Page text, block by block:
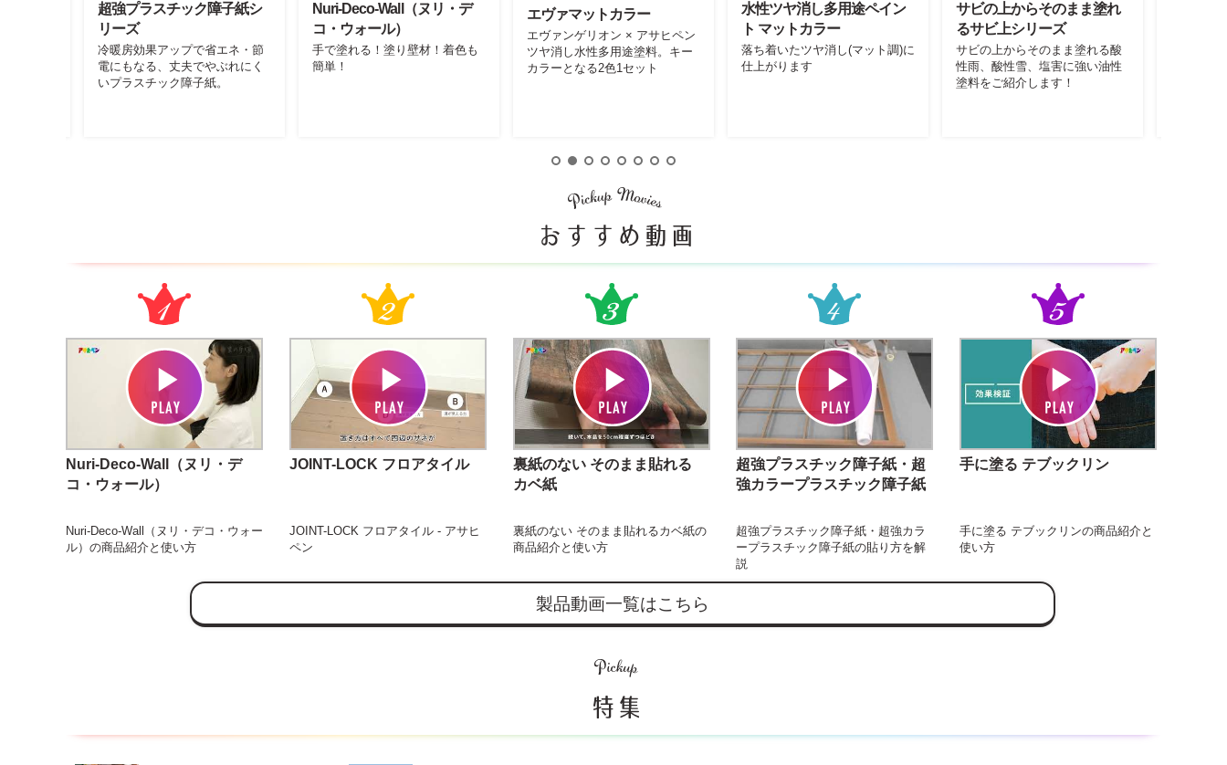
Nuri-Deco-Wall（ヌリ・デ
コ・ウォール）
手で塗れる！塗り壁材！着色も
簡単！
エヴァマットカラー
エヴァンゲリオン × アサヒペン
ツヤ消し水性多用途塗料。キー
カラーとなる2色1セット
水性ツヤ消し多用途ペイン
ト マットカラー
落ち着いたツヤ消し(マット調)に
仕上がります
サビの上からそのまま塗れ
るサビ上シリーズ
サビの上からそのまま塗れる酸
性雨、酸性雪、塩害に強い油性
塗料をご紹介します！
超強プラスチック障子紙シ
リーズ
冷暖房効果アップで省エネ・節
電にもなる、丈夫でやぶれにく
いプラスチック障子紙。
Nuri-Deco-Wall（ヌリ・デ
コ・ウォール）
Nuri-Deco-Wall（ヌリ・デコ・ウォー
ル）の商品紹介と使い方
JOINT-LOCK フロアタイル
JOINT-LOCK フロアタイル - アサヒ
ペン
裏紙のない そのまま貼れる
カベ紙
裏紙のない そのまま貼れるカベ紙の
商品紹介と使い方
超強プラスチック障子紙・超
強カラープラスチック障子紙
超強プラスチック障子紙・超強カラ
ープラスチック障子紙の貼り方を解
説
手に塗る テブックリン
手に塗る テブックリンの商品紹介と
使い方
製品動画一覧はこちら